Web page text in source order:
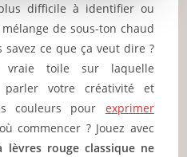
difficile à identifier ou
de sous-ton chaud
ce que ça veut dire ?
toile sur laquelle
parler votre créativité et
couleurs pour exprimer
commencer ? Jouez avec
lèvres rouge classique ne